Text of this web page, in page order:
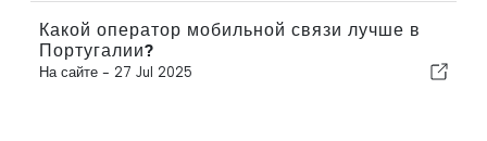
Какой оператор мобильной связи лучше в
Португалии?
На сайте - 27 Jul 2025